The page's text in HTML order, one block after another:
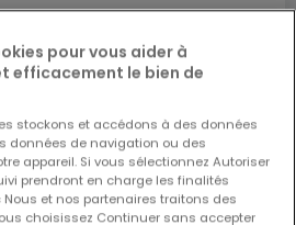
m² 1 240 000 €
pour vous aider à
efficacement le bien de
stockons et accédons à des données
données de navigation ou des
appareil. Si vous sélectionnez Autoriser
prendront en charge les finalités
et nos partenaires traitons des
choisissez Continuer sans accepter